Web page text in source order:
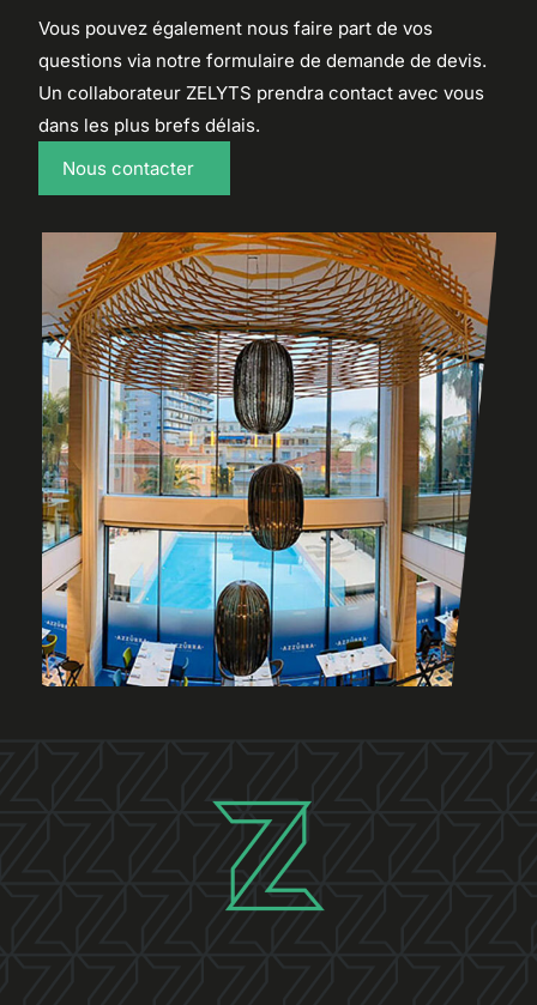
Vous pouvez également nous faire part de vos
questions via notreformulaire de demande de devis.
Un collaborateur ZELYTS prendra contact avec vous
dans les plus brefs délais.
Nous contacter